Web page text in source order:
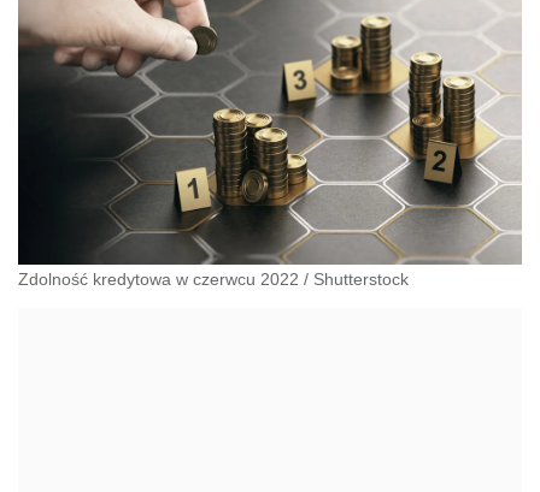
Zdolność kredytowa w czerwcu 2022 / Shutterstock